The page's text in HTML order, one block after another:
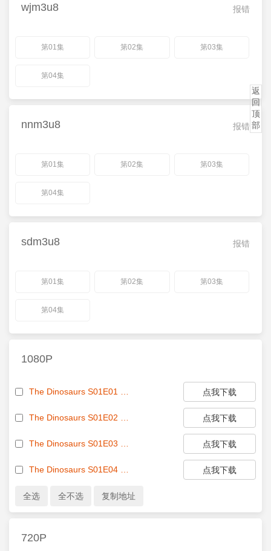
报错
wjm3u8
第01集 第02集 第03集
第04集
报错
nnm3u8
第01集 第02集 第03集
第04集
报错
sdm3u8
第01集 第02集 第03集
第04集
1080P
点我下载
点我下载
点我下载
点我下载
720P
返
回
顶
部